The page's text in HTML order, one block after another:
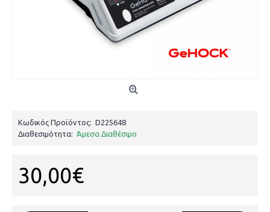
Κωδικός Προϊόντος: D225648
Διαθεσιμότητα: Άμεσα Διαθέσιμο
30,00€